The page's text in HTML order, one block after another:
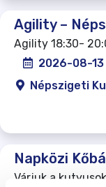
Agility –
Agility 18:30-
2026-08-13
Népszigeti
Napközi
Várjuk a